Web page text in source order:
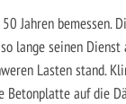
Jahren bemessen.
lange seinen
Lasten stand.
Betonplatte auf die